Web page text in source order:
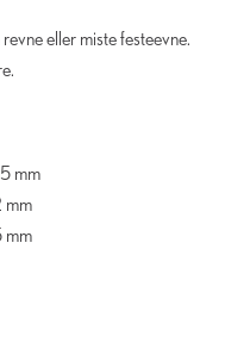
eller miste festeevne.
mm
mm
mm